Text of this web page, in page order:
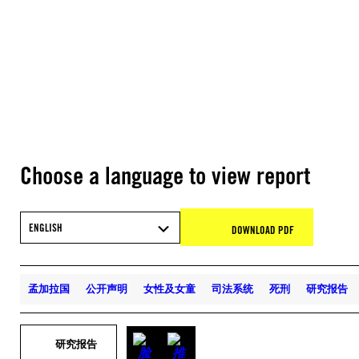
Choose a language to view report
ENGLISH DOWNLOAD PDF
孟加拉国 公开声明 女性及女童 司法系统 死刑 研究报告
研究报告